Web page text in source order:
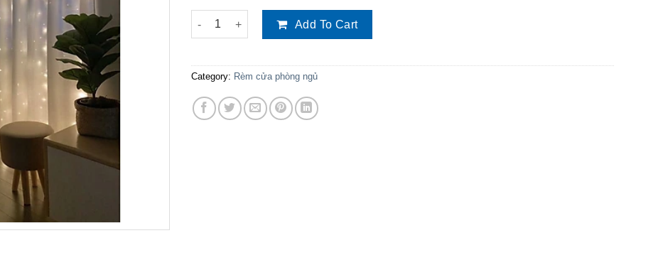
Rèm cửa vải voan trắng trang trí phòng ngủ quantity
Add To Cart
Category: Rèm cửa phòng ngủ